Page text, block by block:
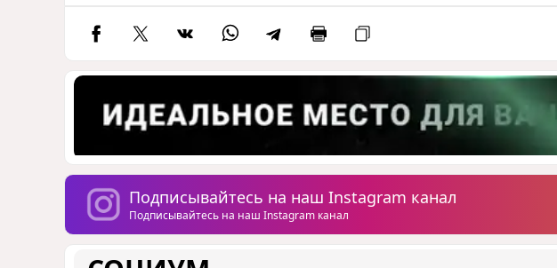
Подписывайтесь на наш Instagram канал
Подписывайтесь на наш Instagram канал